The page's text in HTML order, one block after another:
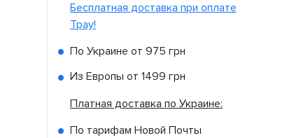
Бесплатная доставка при оплате
Tpay!
По Украине от 975 грн
Из Европы от 1499 грн
Платная доставка по Украине:
По тарифам Новой Почты